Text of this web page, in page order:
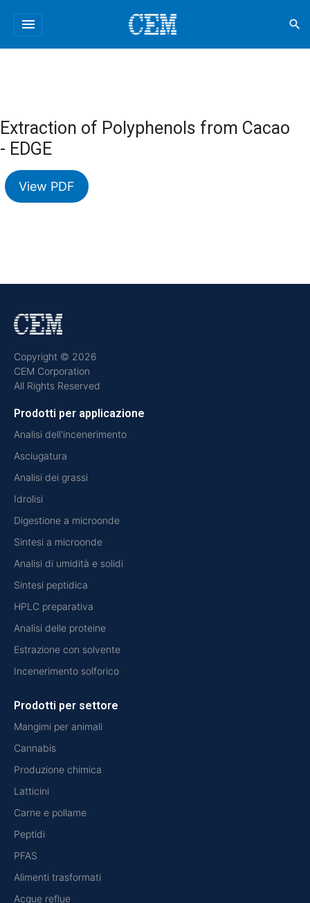
menu search
Extraction of Polyphenols from Cacao
- EDGE
View PDF
Copyright © 2026
CEM Corporation
All Rights Reserved
Prodotti per applicazione
Analisi dell'incenerimento
Asciugatura
Analisi dei grassi
Idrolisi
Digestione a microonde
Sintesi a microonde
Analisi di umidità e solidi
Sintesi peptidica
HPLC preparativa
Analisi delle proteine
Estrazione con solvente
Incenerimento solforico
Prodotti per settore
Mangimi per animali
Cannabis
Produzione chimica
Latticini
Carne e pollame
Peptidi
PFAS
Alimenti trasformati
Acque reflue